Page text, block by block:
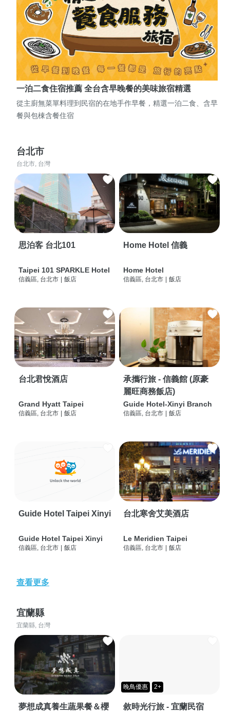
一泊二食住宿推薦 全台含早晚餐的美味旅宿精選
從主廚無菜單料理到民宿的在地手作早餐，精選一泊二食、含早
餐與包棟含餐住宿
台北市
台北市, 台灣
思泊客 台北101
Taipei 101 SPARKLE Hotel
信義區, 台北市 飯店
Home Hotel 信義
Home Hotel
信義區, 台北市 飯店
台北君悅酒店
Grand Hyatt Taipei
信義區, 台北市 飯店
承攜行旅 - 信義館 (原豪
麗旺商務飯店)
Guide Hotel-Xinyi Branch
信義區, 台北市 飯店
Guide Hotel Taipei Xinyi
Guide Hotel Taipei Xinyi
信義區, 台北市 | 飯店
台北寒舍艾美酒店
Le Meridien Taipei
信義區, 台北市 | 飯店
查看更多
宜蘭縣
宜蘭縣, 台灣
夢想成真養生蔬果餐＆櫻
晚鳥優惠 2+
敘時光行旅 - 宜蘭民宿